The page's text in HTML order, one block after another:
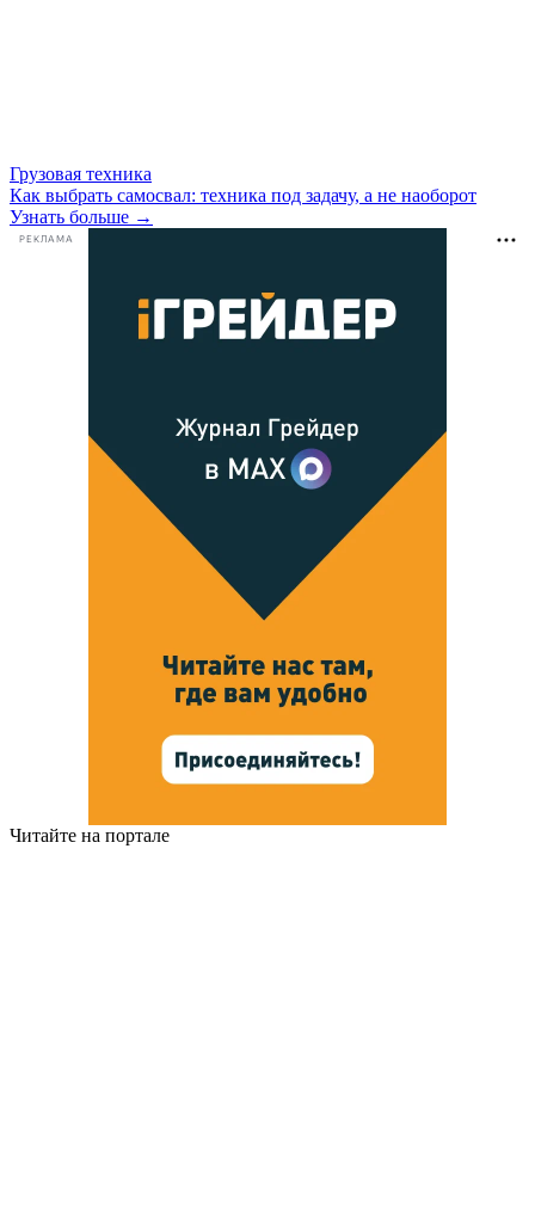
Грузовая техника
Как выбрать самосвал: техника под задачу, а не наоборот
Узнать больше →
РЕКЛАМА
Читайте на портале